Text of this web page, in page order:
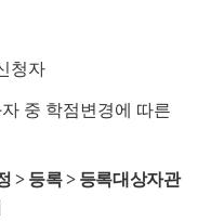
청자
중 학점변경에 따른
> 등록 > 등록대상자관